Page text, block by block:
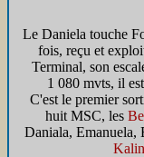
Le Daniela touche
fois, reçu et
Terminal, son
1 080 mvts, il
C'est le premier
huit MSC, les
Daniala, Emanuela,